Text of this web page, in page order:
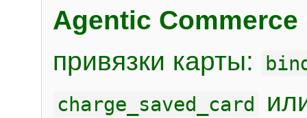
Agentic Commerce
привязки карты:
charge_saved_card